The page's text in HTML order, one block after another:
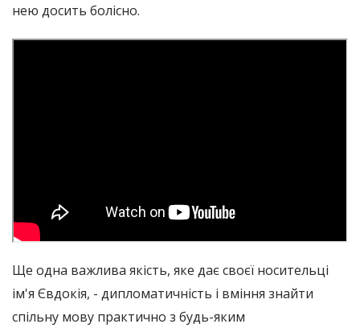
нею досить болісно.
Ще одна важлива якість, яке дає своєї носительці
ім'я Євдокія, - дипломатичність і вміння знайти
спільну мову практично з будь-яким